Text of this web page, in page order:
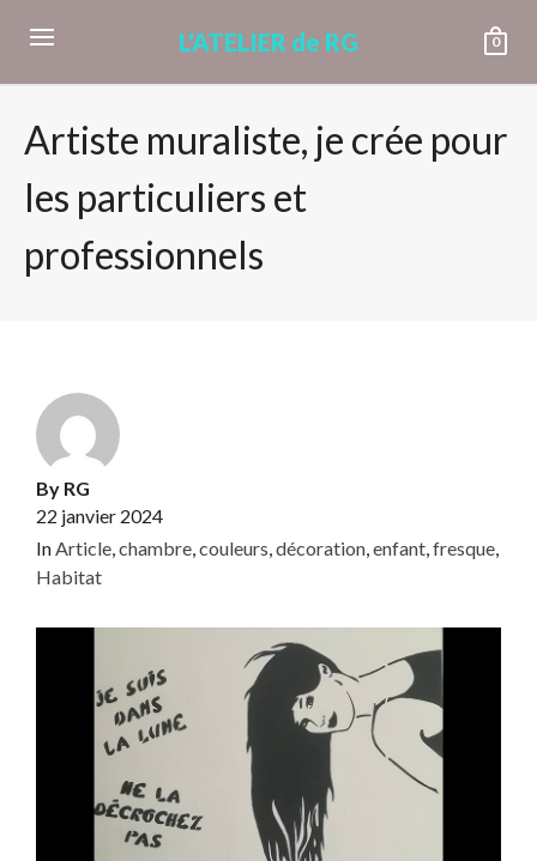
L'ATELIER de RG 0
Artiste muraliste, je crée pour
les particuliers et
professionnels
By RG
22 janvier 2024
InArticle,chambre,couleurs,décoration,enfant,fresque,
Habitat